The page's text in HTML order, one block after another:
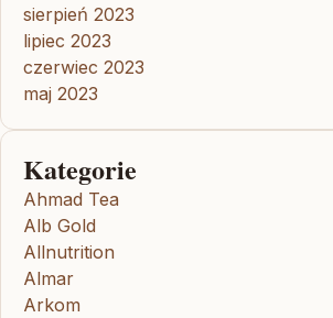
sierpień 2023
lipiec 2023
czerwiec 2023
maj 2023
Kategorie
Ahmad Tea
Alb Gold
Allnutrition
Almar
Arkom